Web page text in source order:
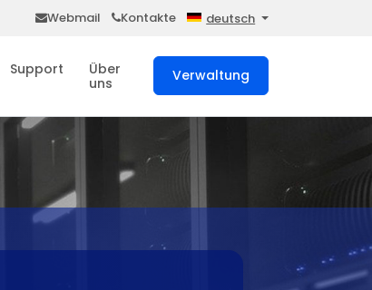
Webmail Kontakte deutsch
Support
Über
uns
Verwaltung